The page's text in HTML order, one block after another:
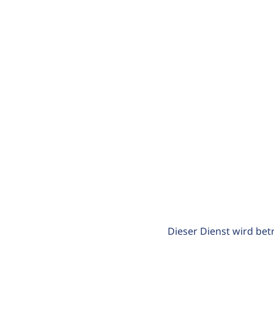
Dieser Dienst wird